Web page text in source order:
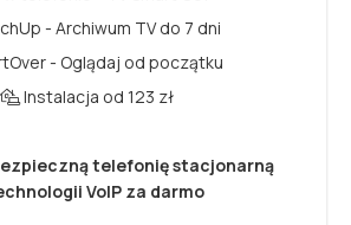
- Archiwum TV do 7 dni
- Oglądaj od początku
Instalacja od 123 zł
telefonię stacjonarną
VoIP za darmo